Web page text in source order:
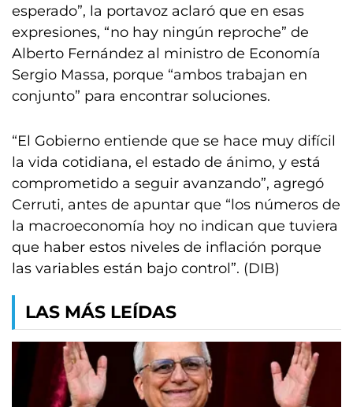
esperado”, la portavoz aclaró que en esas
expresiones, “no hay ningún reproche” de
Alberto Fernández al ministro de Economía
Sergio Massa, porque “ambos trabajan en
conjunto” para encontrar soluciones.
“El Gobierno entiende que se hace muy difícil
la vida cotidiana, el estado de ánimo, y está
comprometido a seguir avanzando”, agregó
Cerruti, antes de apuntar que “los números de
la macroeconomía hoy no indican que tuviera
que haber estos niveles de inflación porque
las variables están bajo control”. (DIB)
LAS MÁS LEÍDAS